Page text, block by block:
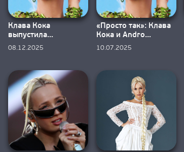
Клава Кока
выпустила
«многолюдный»
08.12.2025
«Просто так»: Клава
Кока и Andro
экранизировали
10.07.2025